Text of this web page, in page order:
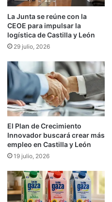
La Junta se reúne con la
CEOE para impulsar la
logística de Castilla y León
29 julio, 2026
El Plan de Crecimiento
Innovador buscará crear más
empleo en Castilla y León
19 julio, 2026